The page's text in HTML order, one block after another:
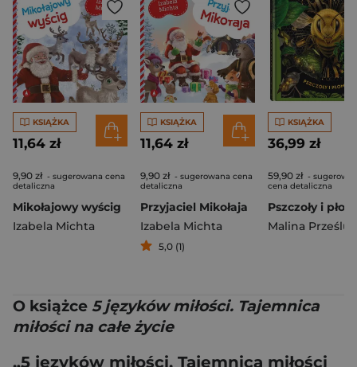
KSIĄŻKA
11,64 zł
9,90 zł - sugerowana cena
detaliczna
Mikołajowy wyścig
Izabela Michta
KSIĄŻKA
11,64 zł
9,90 zł - sugerowana cena
detaliczna
Przyjaciel Mikołaja
Izabela Michta
5,0 (1)
KSIĄŻKA
36,99 zł
59,90 zł -
cena detaliczna
Malina
O książce 5 języków miłości. Tajemnica
miłości na całe życie
„5 języków miłości. Tajemnica miłości